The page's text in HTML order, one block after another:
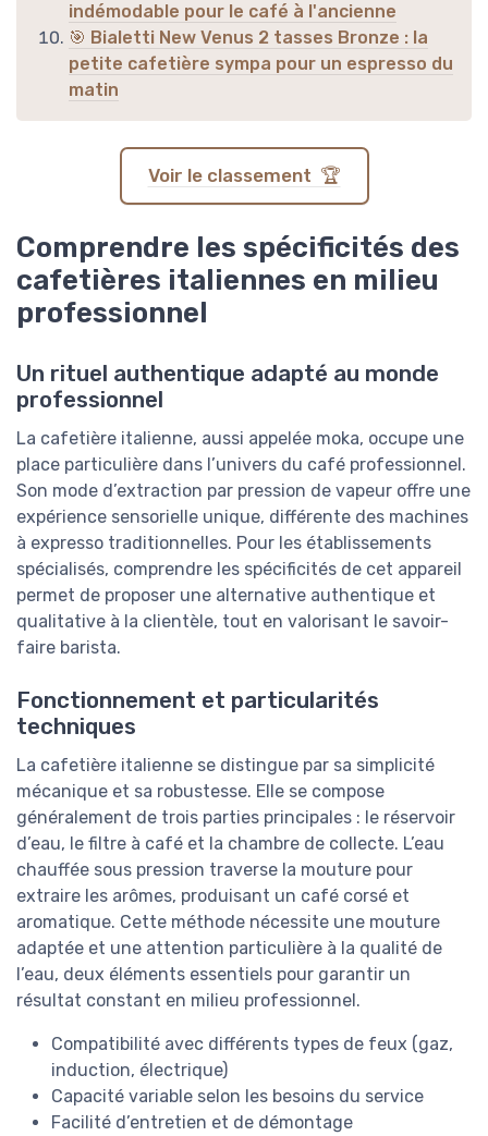
indémodable pour le café à l'ancienne
🎯 Bialetti New Venus 2 tasses Bronze : la
petite cafetière sympa pour un espresso du
matin
Voir le classement 🏆
Comprendre les spécificités des
cafetières italiennes en milieu
professionnel
Un rituel authentique adapté au monde
professionnel
La cafetière italienne, aussi appelée moka, occupe une
place particulière dans l’univers du café professionnel.
Son mode d’extraction par pression de vapeur offre une
expérience sensorielle unique, différente des machines
à expresso traditionnelles. Pour les établissements
spécialisés, comprendre les spécificités de cet appareil
permet de proposer une alternative authentique et
qualitative à la clientèle, tout en valorisant le savoir-
faire barista.
Fonctionnement et particularités
techniques
La cafetière italienne se distingue par sa simplicité
mécanique et sa robustesse. Elle se compose
généralement de trois parties principales : le réservoir
d’eau, le filtre à café et la chambre de collecte. L’eau
chauffée sous pression traverse la mouture pour
extraire les arômes, produisant un café corsé et
aromatique. Cette méthode nécessite une mouture
adaptée et une attention particulière à la qualité de
l’eau, deux éléments essentiels pour garantir un
résultat constant en milieu professionnel.
Compatibilité avec différents types de feux (gaz,
induction, électrique)
Capacité variable selon les besoins du service
Facilité d’entretien et de démontage